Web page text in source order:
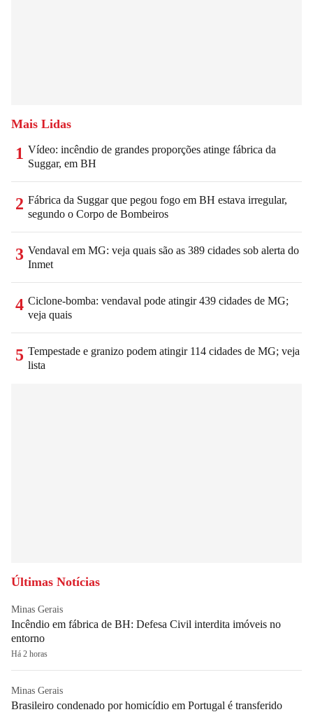
Mais Lidas
1 Vídeo: incêndio de grandes proporções atinge fábrica da
Suggar, em BH
2 Fábrica da Suggar que pegou fogo em BH estava irregular,
segundo o Corpo de Bombeiros
3 Vendaval em MG: veja quais são as 389 cidades sob alerta do
Inmet
4 Ciclone-bomba: vendaval pode atingir 439 cidades de MG;
veja quais
5 Tempestade e granizo podem atingir 114 cidades de MG; veja
lista
Últimas Notícias
Minas Gerais
Incêndio em fábrica de BH: Defesa Civil interdita imóveis no
entorno
Há 2 horas
Minas Gerais
Brasileiro condenado por homicídio em Portugal é transferido